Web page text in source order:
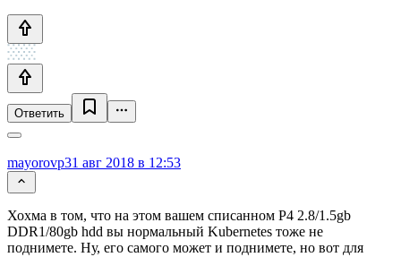
Ответить
mayorovp31 авг 2018 в 12:53
Хохма в том, что на этом вашем списанном P4 2.8/1.5gb
DDR1/80gb hdd вы нормальный Kubernetes тоже не
поднимете. Ну, его самого может и поднимете, но вот для